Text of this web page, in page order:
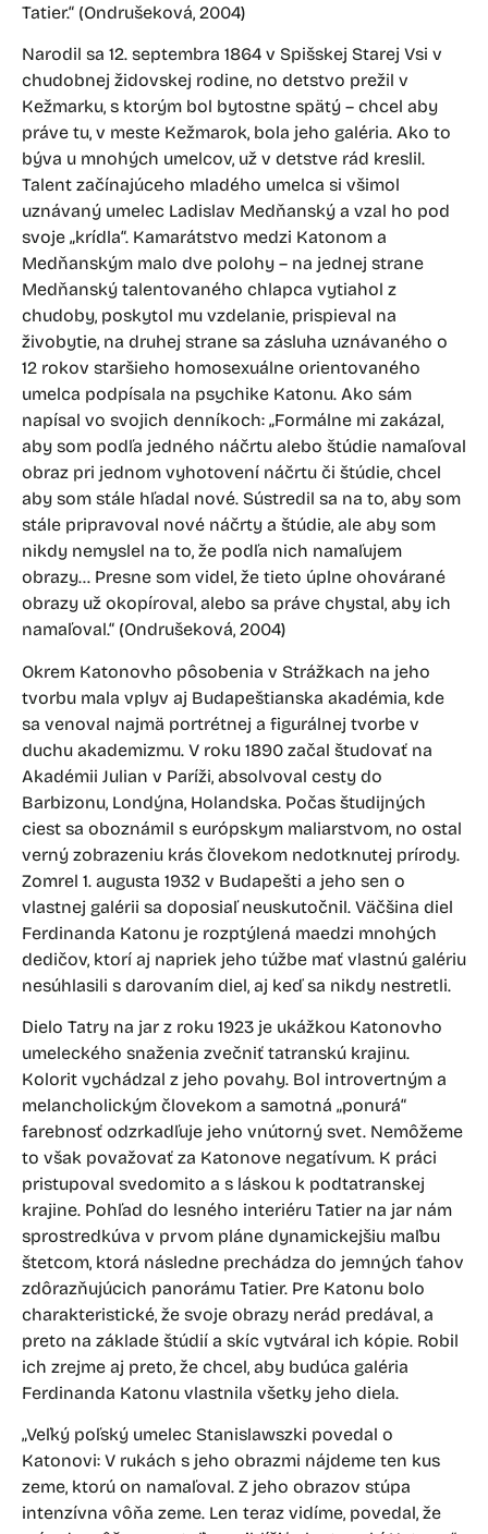
Tatier.“ (Ondrušeková, 2004)
Narodil sa 12. septembra 1864 v Spišskej Starej Vsi v
chudobnej židovskej rodine, no detstvo prežil v
Kežmarku, s ktorým bol bytostne spätý – chcel aby
práve tu, v meste Kežmarok, bola jeho galéria. Ako to
býva u mnohých umelcov, už v detstve rád kreslil.
Talent začínajúceho mladého umelca si všimol
uznávaný umelec Ladislav Medňanský a vzal ho pod
svoje „krídla“. Kamarátstvo medzi Katonom a
Medňanským malo dve polohy – na jednej strane
Medňanský talentovaného chlapca vytiahol z
chudoby, poskytol mu vzdelanie, prispieval na
živobytie, na druhej strane sa zásluha uznávaného o
12 rokov staršieho homosexuálne orientovaného
umelca podpísala na psychike Katonu. Ako sám
napísal vo svojich denníkoch: „Formálne mi zakázal,
aby som podľa jedného náčrtu alebo štúdie namaľoval
obraz pri jednom vyhotovení náčrtu či štúdie, chcel
aby som stále hľadal nové. Sústredil sa na to, aby som
stále pripravoval nové náčrty a štúdie, ale aby som
nikdy nemyslel na to, že podľa nich namaľujem
obrazy… Presne som videl, že tieto úplne ohovárané
obrazy už okopíroval, alebo sa práve chystal, aby ich
namaľoval.“ (Ondrušeková, 2004)
Okrem Katonovho pôsobenia v Strážkach na jeho
tvorbu mala vplyv aj Budapeštianska akadémia, kde
sa venoval najmä portrétnej a figurálnej tvorbe v
duchu akademizmu. V roku 1890 začal študovať na
Akadémii Julian v Paríži, absolvoval cesty do
Barbizonu, Londýna, Holandska. Počas študijných
ciest sa oboznámil s európskym maliarstvom, no ostal
verný zobrazeniu krás človekom nedotknutej prírody.
Zomrel 1. augusta 1932 v Budapešti a jeho sen o
vlastnej galérii sa doposiaľ neuskutočnil. Väčšina diel
Ferdinanda Katonu je rozptýlená maedzi mnohých
dedičov, ktorí aj napriek jeho túžbe mať vlastnú galériu
nesúhlasili s darovaním diel, aj keď sa nikdy nestretli.
Dielo Tatry na jar z roku 1923 je ukážkou Katonovho
umeleckého snaženia zvečniť tatranskú krajinu.
Kolorit vychádzal z jeho povahy. Bol introvertným a
melancholickým človekom a samotná „ponurá“
farebnosť odzrkadľuje jeho vnútorný svet. Nemôžeme
to však považovať za Katonove negatívum. K práci
pristupoval svedomito a s láskou k podtatranskej
krajine. Pohľad do lesného interiéru Tatier na jar nám
sprostredkúva v prvom pláne dynamickejšiu maľbu
štetcom, ktorá následne prechádza do jemných ťahov
zdôrazňujúcich panorámu Tatier. Pre Katonu bolo
charakteristické, že svoje obrazy nerád predával, a
preto na základe štúdií a skíc vytváral ich kópie. Robil
ich zrejme aj preto, že chcel, aby budúca galéria
Ferdinanda Katonu vlastnila všetky jeho diela.
„Veľký poľský umelec Stanislawszki povedal o
Katonovi: V rukách s jeho obrazmi nájdeme ten kus
zeme, ktorú on namaľoval. Z jeho obrazov stúpa
intenzívna vôňa zeme. Len teraz vidíme, povedal, že